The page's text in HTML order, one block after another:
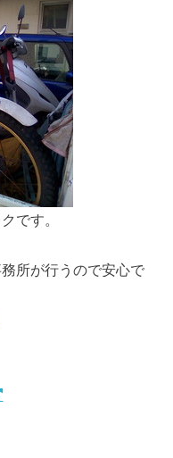
です。
所が行うので安心で